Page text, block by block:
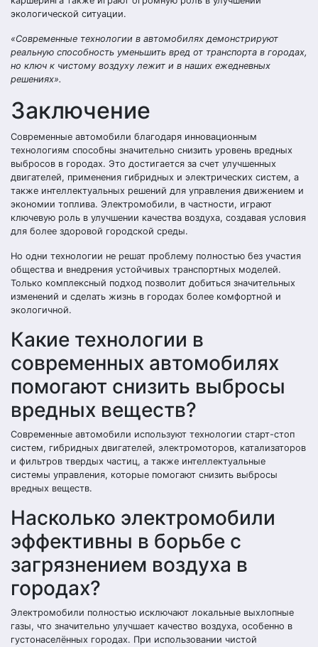
экологической ситуации.
«Современные технологии в автомобилях демонстрируют
реальную способность уменьшить вред от транспорта в городах,
но ключ к чистому воздуху лежит и в наших ежедневных
решениях».
Заключение
Современные автомобили благодаря инновационным
технологиям способны значительно снизить уровень вредных
выбросов в городах. Это достигается за счет улучшенных
двигателей, применения гибридных и электрических систем, а
также интеллектуальных решений для управления движением и
экономии топлива. Электромобили, в частности, играют
ключевую роль в улучшении качества воздуха, создавая условия
для более здоровой городской среды.
Но одни технологии не решат проблему полностью без участия
общества и внедрения устойчивых транспортных моделей.
Только комплексный подход позволит добиться значительных
изменений и сделать жизнь в городах более комфортной и
экологичной.
Какие технологии в
современных автомобилях
помогают снизить выбросы
вредных веществ?
Современные автомобили используют технологии старт-стоп
систем, гибридных двигателей, электромоторов, катализаторов
и фильтров твердых частиц, а также интеллектуальные
системы управления, которые помогают снизить выбросы
вредных веществ.
Насколько электромобили
эффективны в борьбе с
загрязнением воздуха в
городах?
Электромобили полностью исключают локальные выхлопные
газы, что значительно улучшает качество воздуха, особенно в
густонаселённых городах. При использовании чистой